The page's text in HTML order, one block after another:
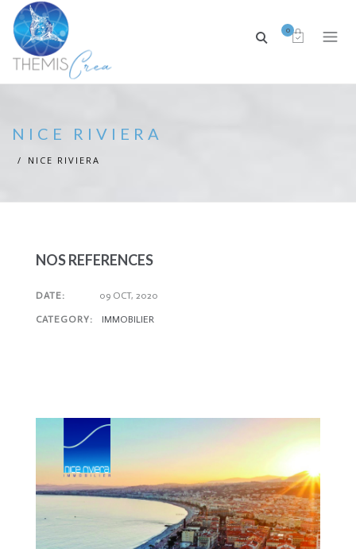
0
NICE RIVIERA
NICE RIVIERA
NOS REFERENCES
DATE: 09 OCT, 2020
CATEGORY: IMMOBILIER